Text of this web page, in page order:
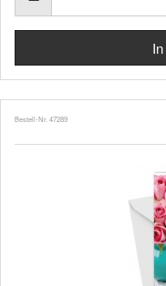
Bestell-Nr. 47289